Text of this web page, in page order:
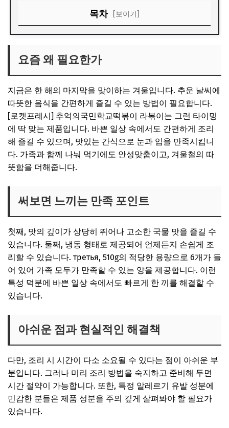
목차 [보이기]
써보면 느끼는 만족 포인트
아쉬운 점과 현실적인 해결책
이런 분께 특히 잘 맞는다
구매 전 체크 포인트
구매 링크
요즘 왜 필요한가
지금은 한 해의 마지막을 맞이하는 겨울입니다. 추운 날씨에
따뜻한 음식을 간편하게 즐길 수 있는 방법이 필요합니다.
[로켓프레시] 추억의국민학교떡볶이 라볶이는 그런 타이밍
에 딱 맞는 제품입니다. 바쁜 일상 속에서도 간편하게 조리
해 즐길 수 있으며, 맛있는 간식으로 눈과 입을 만족시킵니
다. 가족과 함께 나눠 먹기에도 안성맞춤이고, 겨울철의 따
뜻함을 더해줍니다.
써보면 느끼는 만족 포인트
첫째, 맛의 깊이가 상당히 뛰어나 고소한 국물 맛을 즐길 수
있습니다. 둘째, 냉동 형태로 제공되어 언제든지 손쉽게 조
리할 수 있습니다. третья, 510g의 적당한 용량으로 6개가 들
어 있어 가족 모두가 만족할 수 있는 양을 제공합니다. 이런
특성 덕분에 바쁜 일상 속에서도 빠르게 한 끼를 해결할 수
있습니다.
아쉬운 점과 현실적인 해결책
다만, 조리 시 시간이 다소 소요될 수 있다는 점이 아쉬운 부
분입니다. 그러나 미리 조리 방법을 숙지하고 준비해 두면
시간 절약이 가능합니다. 또한, 특정 알레르기 유발 성분에
민감한 분들은 제품 성분을 주의 깊게 살펴봐야 할 필요가
있습니다.